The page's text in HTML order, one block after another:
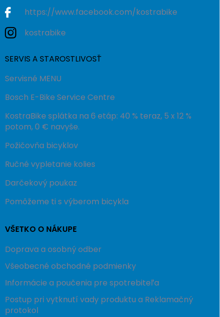
https://www.facebook.com/kostrabike
kostrabike
SERVIS A STAROSTLIVOSŤ
Servisné MENU
Bosch E-Bike Service Centre
KostraBike splátka na 6 etáp: 40 % teraz, 5 x 12 %
potom, 0 € navyše.
Požičovňa bicyklov
Ručné vypletanie kolies
Darčekový poukaz
Pomôžeme ti s výberom bicykla
VŠETKO O NÁKUPE
Doprava a osobný odber
Všeobecné obchodné podmienky
Informácie a poučenia pre spotrebiteľa
Postup pri vytknutí vady produktu a Reklamačný
protokol